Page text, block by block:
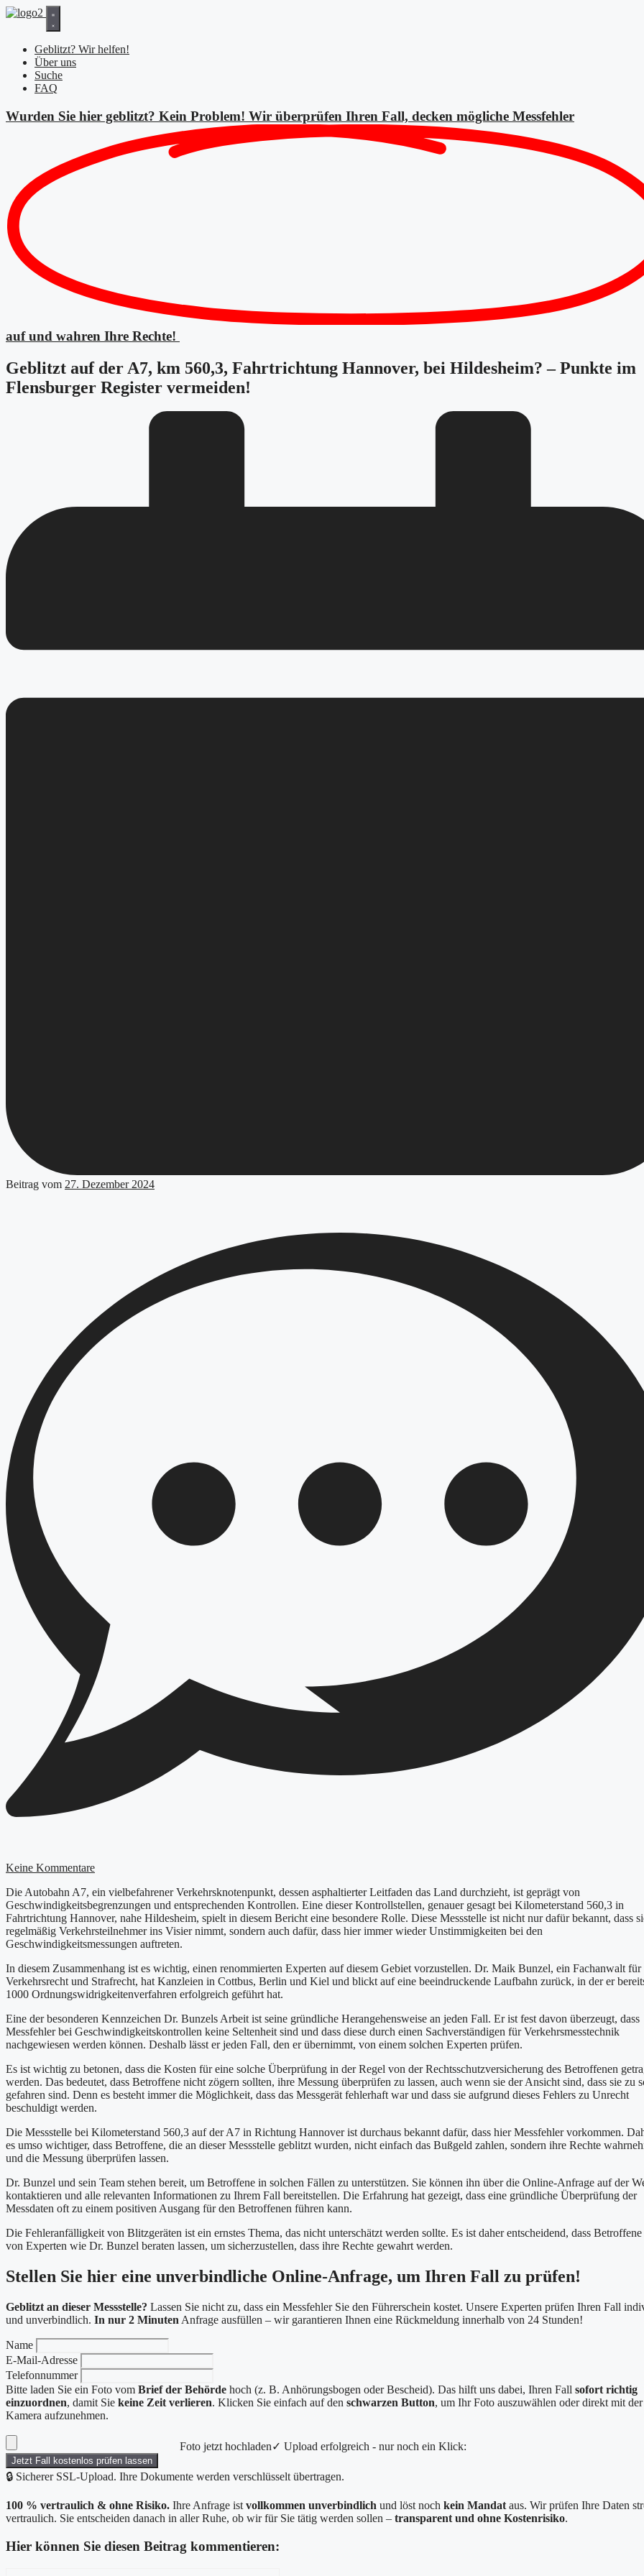
Zum
Geblitzt? Wir helfen!
Über uns
Suche
FAQ
Wurden Sie hier geblitzt? Kein Problem! Wir überprüfen Ihren Fall, decken mögliche Messfehler
auf und wahren Ihre Rechte!
Geblitzt auf der A7, km 560,3, Fahrtrichtung Hannover, bei Hildesheim? – Punkte im
Flensburger Register vermeiden!
Beitrag vom 27. Dezember 2024
Keine Kommentare
Die Autobahn A7, ein vielbefahrener Verkehrsknotenpunkt, dessen asphaltierter Leitfaden das Land durchzieht, ist geprägt von
Geschwindigkeitsbegrenzungen und entsprechenden Kontrollen. Eine dieser Kontrollstellen, genauer gesagt bei Kilometerstand 560,3 in
Fahrtrichtung Hannover, nahe Hildesheim, spielt in diesem Bericht eine besondere Rolle. Diese Messstelle ist nicht nur dafür bekannt, dass
regelmäßig Verkehrsteilnehmer ins Visier nimmt, sondern auch dafür, dass hier immer wieder Unstimmigkeiten bei den
Geschwindigkeitsmessungen auftreten.
In diesem Zusammenhang ist es wichtig, einen renommierten Experten auf diesem Gebiet vorzustellen. Dr. Maik Bunzel, ein Fachanwalt für
Verkehrsrecht und Strafrecht, hat Kanzleien in Cottbus, Berlin und Kiel und blickt auf eine beeindruckende Laufbahn zurück, in der er
1000 Ordnungswidrigkeitenverfahren erfolgreich geführt hat.
Eine der besonderen Kennzeichen Dr. Bunzels Arbeit ist seine gründliche Herangehensweise an jeden Fall. Er ist fest davon überzeugt, dass
Messfehler bei Geschwindigkeitskontrollen keine Seltenheit sind und dass diese durch einen Sachverständigen für Verkehrsmesstechnik
nachgewiesen werden können. Deshalb lässt er jeden Fall, den er übernimmt, von einem solchen Experten prüfen.
Es ist wichtig zu betonen, dass die Kosten für eine solche Überprüfung in der Regel von der Rechtsschutzversicherung des Betroffenen
werden. Das bedeutet, dass Betroffene nicht zögern sollten, ihre Messung überprüfen zu lassen, auch wenn sie der Ansicht sind, dass sie zu
gefahren sind. Denn es besteht immer die Möglichkeit, dass das Messgerät fehlerhaft war und dass sie aufgrund dieses Fehlers zu Unrecht
beschuldigt werden.
Die Messstelle bei Kilometerstand 560,3 auf der A7 in Richtung Hannover ist durchaus bekannt dafür, dass hier Messfehler vorkommen.
es umso wichtiger, dass Betroffene, die an dieser Messstelle geblitzt wurden, nicht einfach das Bußgeld zahlen, sondern ihre Rechte
und die Messung überprüfen lassen.
Dr. Bunzel und sein Team stehen bereit, um Betroffene in solchen Fällen zu unterstützen. Sie können ihn über die Online-Anfrage auf der
kontaktieren und alle relevanten Informationen zu Ihrem Fall bereitstellen. Die Erfahrung hat gezeigt, dass eine gründliche Überprüfung der
Messdaten oft zu einem positiven Ausgang für den Betroffenen führen kann.
Die Fehleranfälligkeit von Blitzgeräten ist ein ernstes Thema, das nicht unterschätzt werden sollte. Es ist daher entscheidend, dass
von Experten wie Dr. Bunzel beraten lassen, um sicherzustellen, dass ihre Rechte gewahrt werden.
Stellen Sie hier eine unverbindliche Online-Anfrage, um Ihren Fall zu prüfen!
Geblitzt an dieser Messstelle? Lassen Sie nicht zu, dass ein Messfehler Sie den Führerschein kostet. Unsere Experten prüfen Ihren Fall
und unverbindlich. In nur 2 Minuten Anfrage ausfüllen – wir garantieren Ihnen eine Rückmeldung innerhalb von 24 Stunden!
Name
E-Mail-Adresse
Telefonnummer
Bitte laden Sie ein Foto vom Brief der Behörde hoch (z. B. Anhörungsbogen oder Bescheid). Das hilft uns dabei, Ihren Fall sofort richtig
einzuordnen, damit Sie keine Zeit verlieren. Klicken Sie einfach auf den schwarzen Button, um Ihr Foto auszuwählen oder direkt mit der
Kamera aufzunehmen.
Foto jetzt hochladen✓ Upload erfolgreich - nur noch ein Klick:
Jetzt Fall kostenlos prüfen lassen
🔒 Sicherer SSL-Upload. Ihre Dokumente werden verschlüsselt übertragen.
100 % vertraulich & ohne Risiko. Ihre Anfrage ist vollkommen unverbindlich und löst noch kein Mandat aus. Wir prüfen Ihre Daten
vertraulich. Sie entscheiden danach in aller Ruhe, ob wir für Sie tätig werden sollen – transparent und ohne Kostenrisiko.
Hier können Sie diesen Beitrag kommentieren: